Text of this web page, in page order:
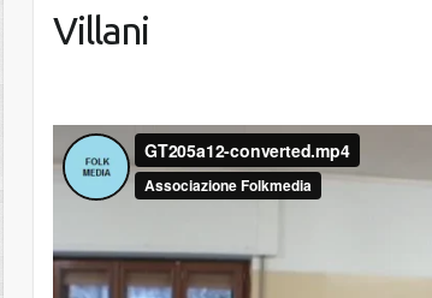
Villani